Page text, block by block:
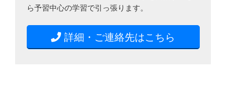
ら予習中心の学習で引っ張ります。
詳細・ご連絡先はこちら